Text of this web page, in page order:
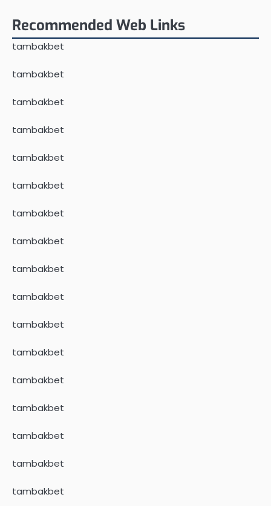
Recommended Web Links
tambakbet
tambakbet
tambakbet
tambakbet
tambakbet
tambakbet
tambakbet
tambakbet
tambakbet
tambakbet
tambakbet
tambakbet
tambakbet
tambakbet
tambakbet
tambakbet
tambakbet